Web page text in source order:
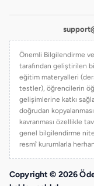
Önemli Bilgilendirme
tarafından geliştirilen
eğitim materyalleri
testler), öğrencilerin
gelişimlerine katkı
doğrudan
kavranması özellikle
genel bilgilendirme
resmî kurumlarla
Copyright © 2026